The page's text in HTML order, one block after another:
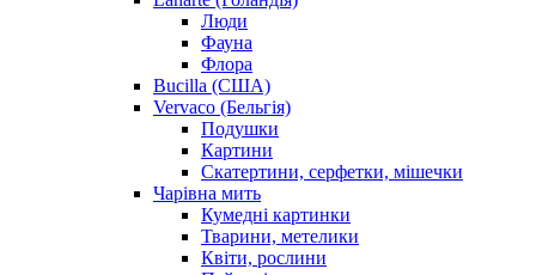
Люди
Фауна
Флора
Bucilla (США)
Vervaco (Бельгія)
Подушки
Картини
Скатертини, серфетки, мішечки
Чарiвна мить
Кумедні картинки
Тварини, метелики
Квіти, рослини